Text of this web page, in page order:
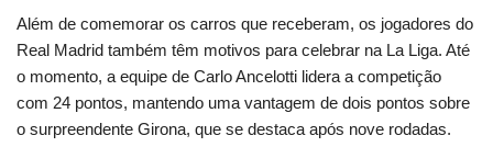
Além de comemorar os carros que receberam, os jogadores do
Real Madrid também têm motivos para celebrar na La Liga. Até
o momento, a equipe de Carlo Ancelotti lidera a competição
com 24 pontos, mantendo uma vantagem de dois pontos sobre
o surpreendente Girona, que se destaca após nove rodadas.